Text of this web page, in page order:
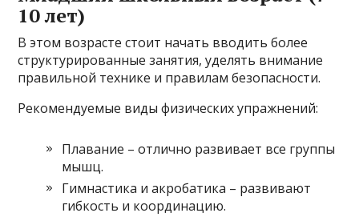
10 лет)
В этом возрасте стоит начать вводить более
структурированные занятия, уделять внимание
правильной технике и правилам безопасности.
Рекомендуемые виды физических упражнений:
Плавание – отлично развивает все группы
мышц.
Гимнастика и акробатика – развивают
гибкость и координацию.